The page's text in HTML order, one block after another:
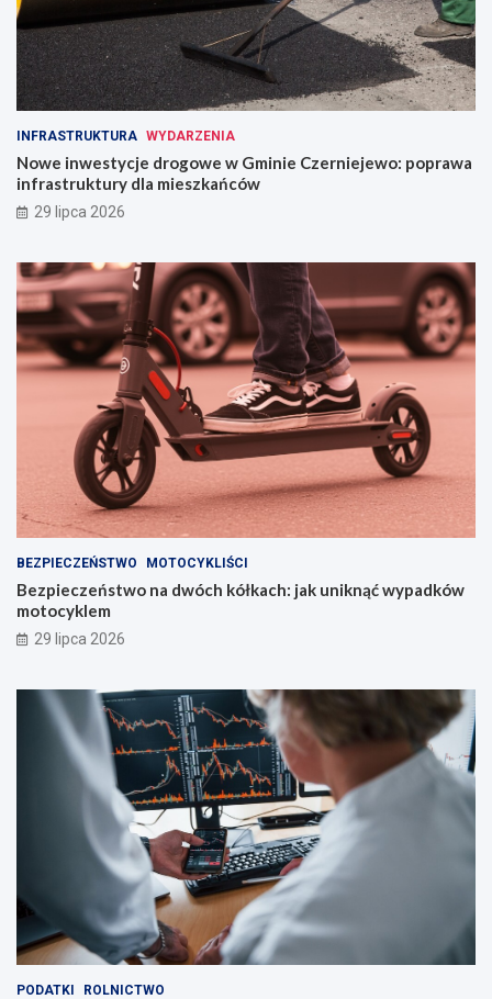
INFRASTRUKTURA WYDARZENIA
Nowe inwestycje drogowe w Gminie Czerniejewo: poprawa
infrastruktury dla mieszkańców
29 lipca 2026
BEZPIECZEŃSTWO MOTOCYKLIŚCI
Bezpieczeństwo na dwóch kółkach: jak uniknąć wypadków
motocyklem
29 lipca 2026
PODATKI ROLNICTWO